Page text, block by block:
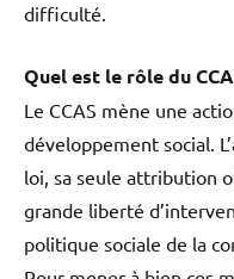
difficulté.
Quel est le rôle du
Le CCAS mène une
développement social.
loi, sa seule attribution
grande liberté
politique sociale de la